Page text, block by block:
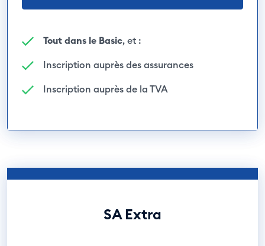
Tout dans le Basic, et :
Inscription auprès des assurances
Inscription auprès de la TVA
SA Extra